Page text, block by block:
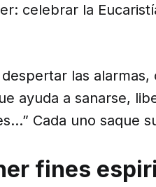
celebrar la
las
ayuda a sanarse,
Cada uno saque
fines